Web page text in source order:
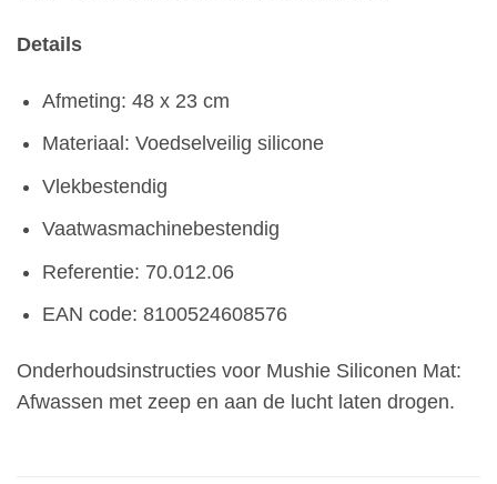
Details
Afmeting: 48 x 23 cm
Materiaal: Voedselveilig silicone
Vlekbestendig
Vaatwasmachinebestendig
Referentie: 70.012.06
EAN code: 8100524608576
Onderhoudsinstructies voor Mushie Siliconen Mat:
Afwassen met zeep en aan de lucht laten drogen.